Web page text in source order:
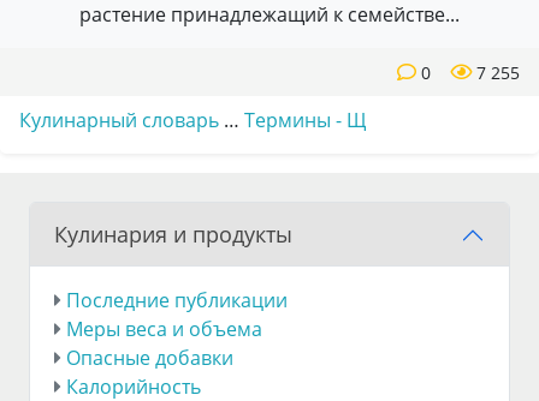
растение принадлежащий к семействе...
7 255
0
Кулинарный словарь … Термины - Щ
Кулинария и продукты
Последние публикации
Меры веса и объема
Опасные добавки
Калорийность